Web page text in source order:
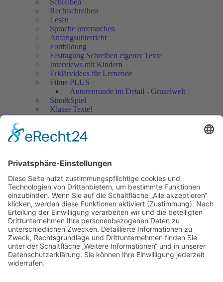
Schreiben
Rechtschreiben
Lesen
Sprache untersuchen
Anfangsunterricht
Fortbildung
Festtagung Schreiben eigener Texte
Interviews mit Kindern
Erklärvideos für Lernende
Filme PLUS
Autorenrunde im Detail - Gruselwelt
Sinn&Spiel
Klasse Texte!
Filmausschnitte Grundschule
Jedes Kind wertschätzen!
Artikel
Artikel 2018
Artikel 2017
Artikel 2016
Artikel 2015
Artikel 2014
Artikel 2013
Artikel 2012
Artikel bis 2011
Artikel zum Download - Religion
Artikel zum Download